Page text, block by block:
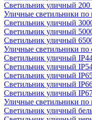
Светильник уличный 200
Уличные светильники по
Cветильник уличный
Cветильник уличный
Cветильник уличный
Уличные светильники по
Светильник уличный
Светильник уличный
Светильник уличный
Светильник уличный
Светильник уличный
Уличные светильники по
Светильник уличный